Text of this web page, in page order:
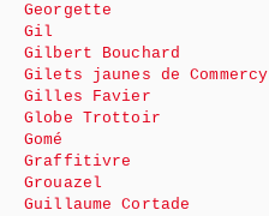
Georgette
Gil
Gilbert Bouchard
Gilets jaunes de Commercy
Gilles Favier
Globe Trottoir
Gomé
Graffitivre
Grouazel
Guillaume Cortade